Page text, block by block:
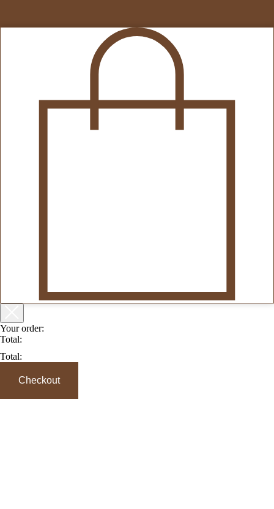
Your order:
Total:
Total:
Checkout